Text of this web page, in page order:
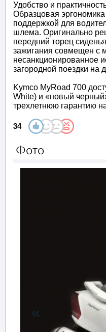
Удобство и
Образцовая
поддержкой для
шлема. Оригинально
передний торец
зажигания совмещен с
несанкционированное
загородной поездки на
Kymco MyRoad 700
White) и «новый
трехлетнюю гарантию
34
Фото
«